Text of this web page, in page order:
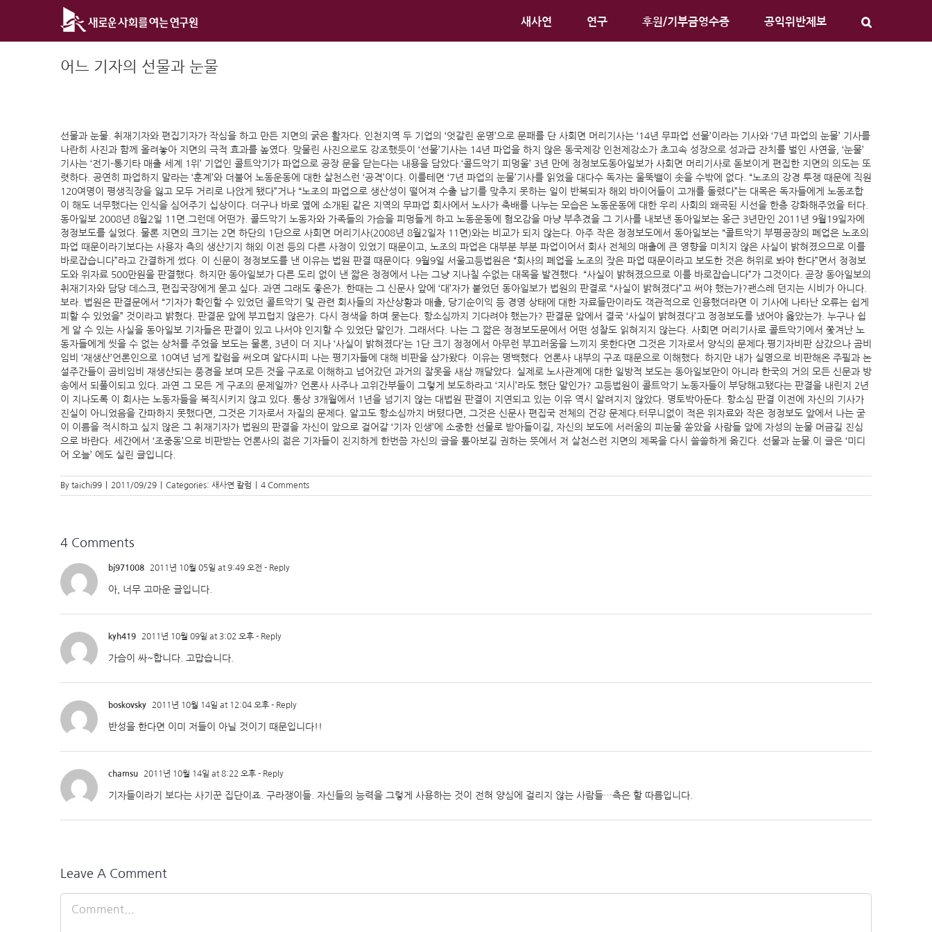
새사연 연구 후원/기부금영수증 공익위반제보
어느 기자의 선물과 눈물
선물과 눈물. 취재기자와 편집기자가 작심을 하고 만든 지면의 굵은 활자다. 인천지역 두 기업의 ‘엇갈린 운명’으로 문패를 단 사회면 머리기사는 ‘14년 무파업 선물’이라는 기사와 ‘7년 파업의 눈물’ 기사를
나란히 사진과 함께 올려놓아 지면의 극적 효과를 높였다. 맞물린 사진으로도 강조했듯이 ‘선물’기사는 14년 파업을 하지 않은 동국제강 인천제강소가 초고속 성장으로 성과급 잔치를 벌인 사연을, ‘눈물’
기사는 ‘전기-통기타 매출 세계 1위’ 기업인 콜트악기가 파업으로 공장 문을 닫는다는 내용을 담았다.‘콜드악기 피멍울’ 3년 만에 정정보도동아일보가 사회면 머리기사로 돋보이게 편집한 지면의 의도는 또
렷하다. 공연히 파업하지 말라는 ‘훈계’와 더불어 노동운동에 대한 살천스런 ‘공격’이다. 이를테면 ‘7년 파업의 눈물’기사를 읽었을 대다수 독자는 울뚝밸이 솟을 수밖에 없다. “노조의 강경 투쟁 때문에 직원
120여명이 평생직장을 잃고 모두 거리로 나앉게 됐다”거나 “노조의 파업으로 생산성이 떨어져 수출 납기를 맞추지 못하는 일이 반복되자 해외 바이어들이 고개를 돌렸다”는 대목은 독자들에게 노동조합
이 해도 너무했다는 인식을 심어주기 십상이다. 더구나 바로 옆에 소개된 같은 지역의 무파업 회사에서 노사가 축배를 나누는 모습은 노동운동에 대한 우리 사회의 왜곡된 시선을 한층 강화해주었을 터다.
동아일보 2008년 8월2일 11면.그런데 어떤가. 콜드악기 노동자와 가족들의 가슴을 피멍들게 하고 노동운동에 혐오감을 마냥 부추겼을 그 기사를 내보낸 동아일보는 옹근 3년만인 2011년 9월19일자에
정정보도를 실었다. 물론 지면의 크기는 2면 하단의 1단으로 사회면 머리기사(2008년 8월2일자 11면)와는 비교가 되지 않는다. 아주 작은 정정보도에서 동아일보는 “콜트악기 부평공장의 폐업은 노조의
파업 때문이라기보다는 사용자 측의 생산기지 해외 이전 등의 다른 사정이 있었기 때문이고, 노조의 파업은 대부분 부분 파업이어서 회사 전체의 매출에 큰 영향을 미치지 않은 사실이 밝혀졌으므로 이를
바로잡습니다”라고 간결하게 썼다. 이 신문이 정정보도를 낸 이유는 법원 판결 때문이다. 9월9일 서울고등법원은 “회사의 폐업을 노조의 잦은 파업 때문이라고 보도한 것은 허위로 봐야 한다”면서 정정보
도와 위자료 500만원을 판결했다. 하지만 동아일보가 다른 도리 없이 낸 짧은 정정에서 나는 그냥 지나칠 수없는 대목을 발견했다. “사실이 밝혀졌으므로 이를 바로잡습니다”가 그것이다. 곧장 동아일보의
취재기자와 담당 데스크, 편집국장에게 묻고 싶다. 과연 그래도 좋은가. 한때는 그 신문사 앞에 ‘대’자가 붙었던 동아일보가 법원의 판결로 “사실이 밝혀졌다”고 써야 했는가?괜스레 던지는 시비가 아니다.
보라. 법원은 판결문에서 “기자가 확인할 수 있었던 콜트악기 및 관련 회사들의 자산상황과 매출, 당기순이익 등 경영 상태에 대한 자료들만이라도 객관적으로 인용했더라면 이 기사에 나타난 오류는 쉽게
피할 수 있었을” 것이라고 밝혔다. 판결문 앞에 부끄럽지 않은가. 다시 정색을 하며 묻는다. 항소심까지 기다려야 했는가? 판결문 앞에서 결국 ‘사실이 밝혀졌다’고 정정보도를 냈어야 옳았는가. 누구나 쉽
게 알 수 있는 사실을 동아일보 기자들은 판결이 있고 나서야 인지할 수 있었단 말인가. 그래서다. 나는 그 짧은 정정보도문에서 어떤 성찰도 읽혀지지 않는다. 사회면 머리기사로 콜트악기에서 쫓겨난 노
동자들에게 씻을 수 없는 상처를 주었을 보도는 물론, 3년이 더 지나 ‘사실이 밝혀졌다’는 1단 크기 정정에서 아무런 부끄러움을 느끼지 못한다면 그것은 기자로서 양식의 문제다.평기자비판 삼갔으나 곰비
임비 ‘재생산’언론인으로 10여년 넘게 칼럼을 써오며 알다시피 나는 평기자들에 대해 비판을 삼가왔다. 이유는 명백했다. 언론사 내부의 구조 때문으로 이해했다. 하지만 내가 실명으로 비판해온 주필과 논
설주간들이 곰비임비 재생산되는 풍경을 보며 모든 것을 구조로 이해하고 넘어갔던 과거의 잘못을 새삼 깨달았다. 실제로 노사관계에 대한 일방적 보도는 동아일보만이 아니라 한국의 거의 모든 신문과 방
송에서 되풀이되고 있다. 과연 그 모든 게 구조의 문제일까? 언론사 사주나 고위간부들이 그렇게 보도하라고 ‘지시’라도 했단 말인가? 고등법원이 콜트악기 노동자들이 부당해고됐다는 판결을 내린지 2년
이 지나도록 이 회사는 노동자들을 복직시키지 않고 있다. 통상 3개월에서 1년을 넘기지 않는 대법원 판결이 지연되고 있는 이유 역시 알려지지 않았다. 명토박아둔다. 항소심 판결 이전에 자신의 기사가
진실이 아니었음을 간파하지 못했다면, 그것은 기자로서 자질의 문제다. 알고도 항소심까지 버텼다면, 그것은 신문사 편집국 전체의 건강 문제다.터무니없이 적은 위자료와 작은 정정보도 앞에서 나는 굳
이 이름을 적시하고 싶지 않은 그 취재기자가 법원의 판결을 자신이 앞으로 걸어갈 ‘기자 인생’에 소중한 선물로 받아들이길, 자신의 보도에 서러움의 피눈물 쏟았을 사람들 앞에 자성의 눈물 머금길 진심
으로 바란다. 세간에서 ‘조중동’으로 비판받는 언론사의 젊은 기자들이 진지하게 한번쯤 자신의 글을 톺아보길 권하는 뜻에서 저 살천스런 지면의 제목을 다시 쓸쓸하게 옮긴다. 선물과 눈물.이 글은 ‘미디
어 오늘’ 에도 실린 글입니다.
By taichi99 2011/09/29 Categories: 새사연 칼럼 4 Comments
4 Comments
bj971008 2011년 10월 05일 at 9:49 오전 - Reply
아, 너무 고마운 글입니다.
kyh419 2011년 10월 09일 at 3:02 오후 - Reply
가슴이 싸~합니다. 고맙습니다.
boskovsky 2011년 10월 14일 at 12:04 오후 - Reply
반성을 한다면 이미 저들이 아닐 것이기 때문입니다!!
chamsu 2011년 10월 14일 at 8:22 오후 - Reply
기자들이라기 보다는 사기꾼 집단이죠. 구라쟁이들. 자신들의 능력을 그렇게 사용하는 것이 전혀 양심에 걸리지 않는 사람들…측은 할 따름입니다.
Leave A Comment